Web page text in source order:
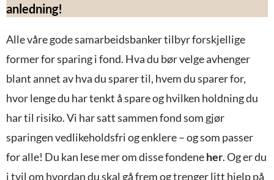
anledning!
Alle våre gode samarbeidsbanker tilbyr forskjellige
former for sparing i fond. Hva du bør velge avhenger
blant annet av hva du sparer til, hvem du sparer for,
hvor lenge du har tenkt å spare og hvilken holdning du
har til risiko. Vi har satt sammen fond som gjør
sparingen vedlikeholdsfri og enklere – og som passer
for alle! Du kan lese mer om disse fondeneher. Og er du
i tvil om hvordan du skal gå frem og trenger litt hjelp på